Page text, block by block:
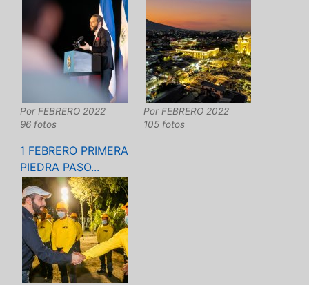
Por FEBRERO 2022
96 fotos
Por FEBRERO 2022
105 fotos
1 FEBRERO PRIMERA
PIEDRA PASO...